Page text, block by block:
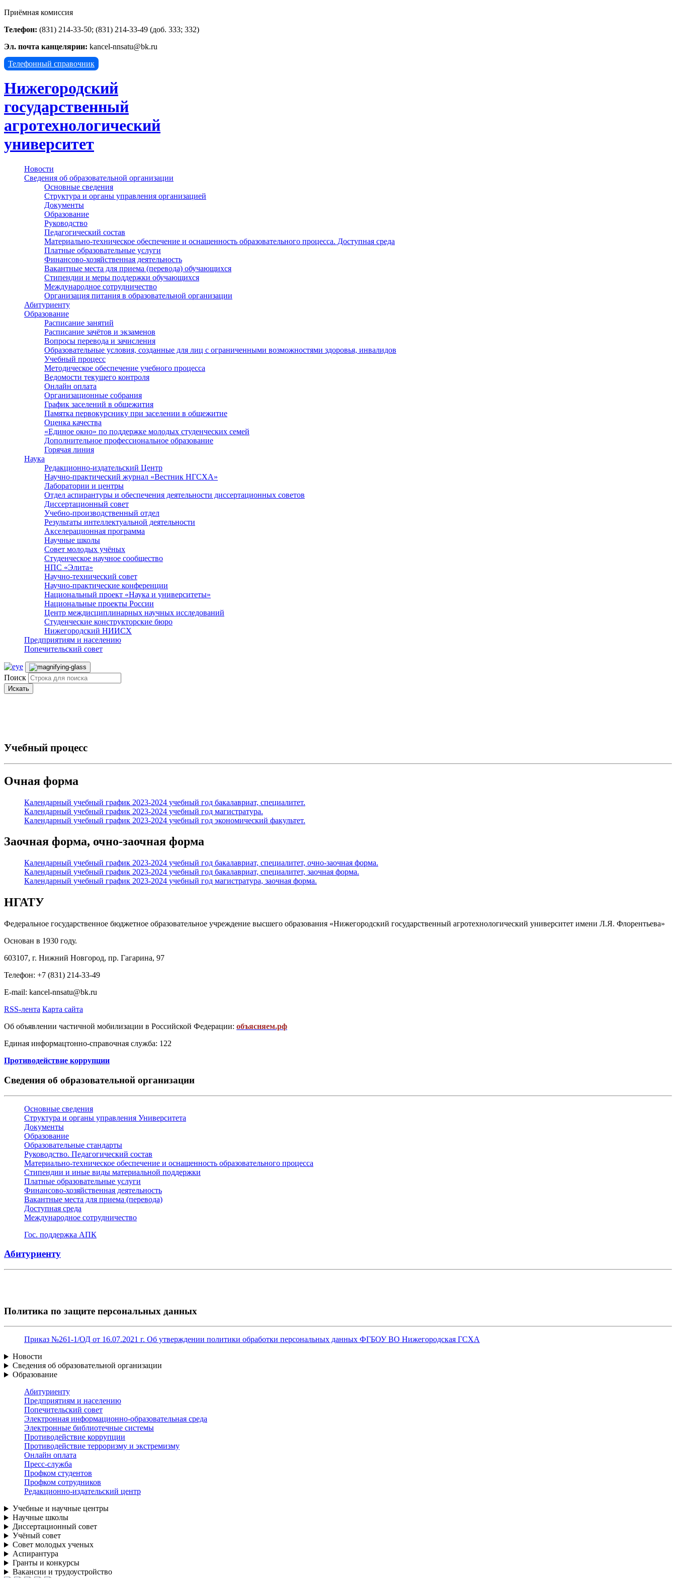
Приёмная комиссия
Телефон: (831) 214-33-50; (831) 214-33-49 (доб. 333; 332)
Эл. почта канцелярии: kancel-nnsatu@bk.ru
Телефонный справочник
Нижегородский
государственный
агротехнологический
университет
Новости
Сведения об образовательной организации
Основные сведения
Структура и органы управления организацией
Документы
Образование
Руководство
Педагогический состав
Материально-техническое обеспечение и оснащенность образовательного процесса. Доступная среда
Платные образовательные услуги
Финансово-хозяйственная деятельность
Вакантные места для приема (перевода) обучающихся
Стипендии и меры поддержки обучающихся
Международное сотрудничество
Организация питания в образовательной организации
Абитуриенту
Образование
Расписание занятий
Расписание зачётов и экзаменов
Вопросы перевода и зачисления
Образовательные условия, созданные для лиц с ограниченными возможностями здоровья, инвалидов
Учебный процесс
Методическое обеспечение учебного процесса
Ведомости текущего контроля
Онлайн оплата
Организационные собрания
График заселений в общежития
Памятка первокурснику при заселении в общежитие
Оценка качества
«Единое окно» по поддержке молодых студенческих семей
Дополнительное профессиональное образование
Горячая линия
Наука
Редакционно-издательский Центр
Научно-практический журнал «Вестник НГСХА»
Лаборатории и центры
Отдел аспирантуры и обеспечения деятельности диссертационных советов
Диссертационный совет
Учебно-производственный отдел
Результаты интеллектуальной деятельности
Акселерационная программа
Научные школы
Совет молодых учёных
Студенческое научное сообщество
НПС «Элита»
Научно-технический совет
Научно-практические конференции
Национальный проект «Наука и университеты»
Национальные проекты России
Центр междисциплинарных научных исследований
Студенческие конструкторские бюро
Нижегородский НИИСХ
Предприятиям и населению
Попечительский совет
Поиск
Искать
Учебный процесс
Очная форма
Календарный учебный график 2023-2024 учебный год бакалавриат, специалитет.
Календарный учебный график 2023-2024 учебный год магистратура.
Календарный учебный график 2023-2024 учебный год экономический факультет.
Заочная форма, очно-заочная форма
Календарный учебный график 2023-2024 учебный год бакалавриат, специалитет, очно-заочная форма.
Календарный учебный график 2023-2024 учебный год бакалавриат, специалитет, заочная форма.
Календарный учебный график 2023-2024 учебный год магистратура, заочная форма.
НГАТУ
Федеральное государственное бюджетное образовательное учреждение высшего образования «Нижегородский государственный агротехнологический университет имени Л.Я. Флорентьева»
Основан в 1930 году.
603107, г. Нижний Новгород, пр. Гагарина, 97
Телефон: +7 (831) 214-33-49
E-mail: kancel-nnsatu@bk.ru
RSS-лента Карта сайта
Об объявлении частичной мобилизации в Российской Федерации: объясняем.рф
Единая информацтонно-справочная служба: 122
Противодействие коррупции
Сведения об образовательной организации
Основные сведения
Структура и органы управления Университета
Документы
Образование
Образовательные стандарты
Руководство. Педагогический состав
Материально-техническое обеспечение и оснащенность образовательного процесса
Стипендии и иные виды материальной поддержки
Платные образовательные услуги
Финансово-хозяйственная деятельность
Вакантные места для приема (перевода)
Доступная среда
Международное сотрудничество
Гос. поддержка АПК
Абитуриенту
Политика по защите персональных данных
Приказ №261-1/ОД от 16.07.2021 г. Об утверждении политики обработки персональных данных ФГБОУ ВО Нижегородская ГСХА
Новости
Сведения об образовательной организации
Образование
Абитуриенту
Предприятиям и населению
Попечительский совет
Электронная информационно-образовательная среда
Электронные библиотечные системы
Противодействие коррупции
Противодействие терроризму и экстремизму
Онлайн оплата
Пресс-служба
Профком студентов
Профком сотрудников
Редакционно-издательский центр
Учебные и научные центры
Научные школы
Диссертационный совет
Учёный совет
Совет молодых ученых
Аспирантура
Гранты и конкурсы
Вакансии и трудоустройство